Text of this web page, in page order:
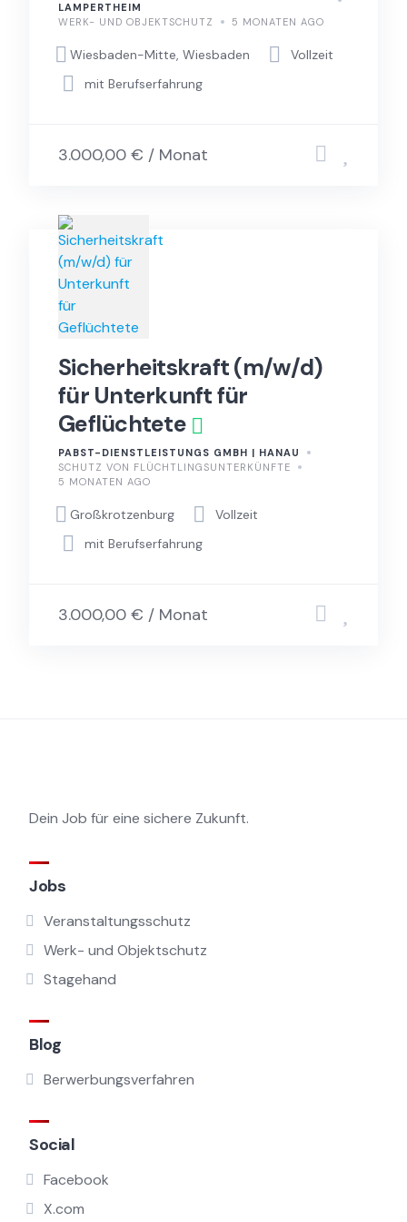
LAMPERTHEIM
WERK- UND OBJEKTSCHUTZ
5 MONATEN AGO
Wiesbaden-Mitte, Wiesbaden
Vollzeit
mit Berufserfahrung
3.000,00 € / Monat
Sicherheitskraft (m/w/d)
für Unterkunft für
Geflüchtete
PABST-DIENSTLEISTUNGS GMBH | HANAU
SCHUTZ VON FLÜCHTLINGSUNTERKÜNFTE
5 MONATEN AGO
Großkrotzenburg
Vollzeit
mit Berufserfahrung
3.000,00 € / Monat
Dein Job für eine sichere Zukunft.
Jobs
Veranstaltungsschutz
Werk- und Objektschutz
Stagehand
Blog
Berwerbungsverfahren
Social
Facebook
X.com